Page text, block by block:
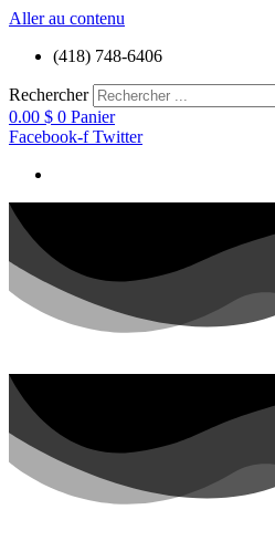
Aller au contenu
(418) 748-6406
Rechercher
0.00 $ 0 Panier
Facebook-f Twitter